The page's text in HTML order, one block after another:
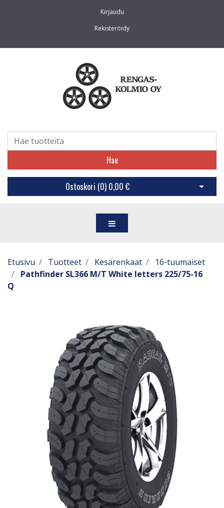
Kirjaudu
Rekisteröidy
Hae
Ostoskori (0) 0,00 € Avaa
Etusivu Tuotteet Kesärenkaat
16-tuumaiset
Pathfinder SL366 M/T White letters 225/75-16
Q